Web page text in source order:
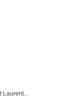
Laurent...